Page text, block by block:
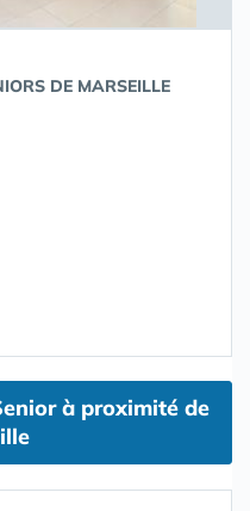
DE MARSEILLE
à proximité de